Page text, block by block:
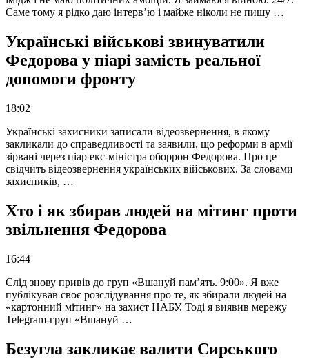
Саме тому я рідко даю інтерв’ю і майже ніколи не пишу …
Українські військові звинуватили
Федорова у піарі замість реальної
допомоги фронту
18:02
Українські захисники записали відеозвернення, в якому
закликали до справедливості та заявили, що реформи в армії
зірвані через піар екс-міністра оборрон Федорова. Про це
свідчить відеозвернення українських військових. За словами
захисників, …
Хто і як збирав людей на мітинг проти
звільнення Федорова
16:44
Слід знову привів до груп «Вшануй пам’ять. 9:00». Я вже
публікував своє розслідування про те, як збирали людей на
«картонний мітинг» на захист НАБУ. Тоді я виявив мережу
Telegram-груп «Вшануй …
Безугла закликає валити Сирського